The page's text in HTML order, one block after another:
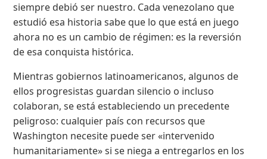
siempre debió ser nuestro. Cada venezolano que
estudió esa historia sabe que lo que está en juego
ahora no es un cambio de régimen: es la reversión
de esa conquista histórica.
Mientras gobiernos latinoamericanos, algunos de
ellos progresistas guardan silencio o incluso
colaboran, se está estableciendo un precedente
peligroso: cualquier país con recursos que
Washington necesite puede ser «intervenido
humanitariamente» si se niega a entregarlos en los